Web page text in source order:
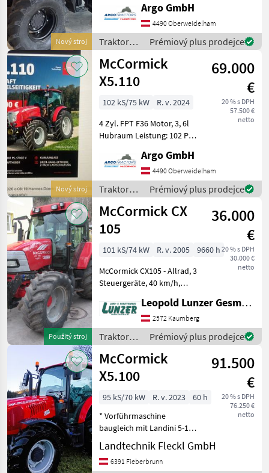
Nový stroj
Shuttle-Getriebe
(Vorwärts/Rückwärts ohne
zu kuppeln)
Kupplungsknopf am
Schalthebel Bereifun
Argo GmbH
4490 Oberweidelham
Traktory /
McCormick
Prémiový plus prodejce
Nový stroj
McCormick
X5.110
69.000
€
20 % s DPH
57.500 €
netto
102 kS/75 kW
R. v. 2024
4 Zyl. FPT F36 Motor, 3, 6l
Hubraum Leistung: 102 PS
Getriebe Hi/Lo
(Vorwärts/Rückwärts ohne
zu kuppeln)
Kupplungsknopf am
Schalthebel 40k
Argo GmbH
4490 Oberweidelham
Traktory /
McCormick
Prémiový plus prodejce
Použitý stroj
McCormick CX
105
36.000
€
20 % s DPH
30.000 €
netto
101 kS/74 kW R. v. 2005
9660 h
McCormick CX105 - Allrad, 3
Steuergeräte, 40 km/h,
Synchrongetriebe, EHR,
hydr. Bremsventil,
Powershuttle,
Frontzapfwelle,
Klimaanlage, Fronthydr
Leopold Lunzer GesmbH
2572 Kaumberg
Traktory /
McCormick
Prémiový plus prodejce
McCormick
X5.100
91.500
€
20 % s DPH
76.250 €
netto
95 kS/70 kW R. v. 2023
60 h
* Vorführmaschine
baugleich mit Landini 5-100
* FPT-Motor mit 3, 6Liter
Hubraum * 40km/h mit
reduzierter Drehzahl *
Landtechnik Fleckl GmbH
6391 Fieberbrunn